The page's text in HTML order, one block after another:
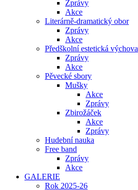
Zprávy
Akce
Literárně-dramatický obor
Zprávy
Akce
Předškolní estetická výchova
Zprávy
Akce
Pěvecké sbory
Mušky
Akce
Zprávy
Zbirožáček
Akce
Zprávy
Hudební nauka
Free band
Zprávy
Akce
GALERIE
Rok 2025-26